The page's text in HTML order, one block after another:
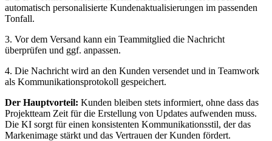
automatisch personalisierte Kundenaktualisierungen im passenden
Tonfall.
3. Vor dem Versand kann ein Teammitglied die Nachricht
überprüfen und ggf. anpassen.
4. Die Nachricht wird an den Kunden versendet und in Teamwork
als Kommunikationsprotokoll gespeichert.
Der Hauptvorteil: Kunden bleiben stets informiert, ohne dass das
Projektteam Zeit für die Erstellung von Updates aufwenden muss.
Die KI sorgt für einen konsistenten Kommunikationsstil, der das
Markenimage stärkt und das Vertrauen der Kunden fördert.